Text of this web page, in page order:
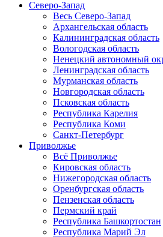
Северо-Запад
Весь Северо-Запад
Архангельская область
Калининградская область
Вологодская область
Ненецкий автономный
Ленинградская область
Мурманская область
Новгородская область
Псковская область
Республика Карелия
Республика Коми
Санкт-Петербург
Приволжье
Всё Приволжье
Кировская область
Нижегородская область
Оренбургская область
Пензенская область
Пермский край
Республика Башкортостан
Республика Марий Эл